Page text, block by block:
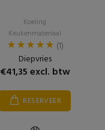
Koeling
Keukenmateriaal
(1)
Diepvries
€41,35 excl. btw
RESERVEER